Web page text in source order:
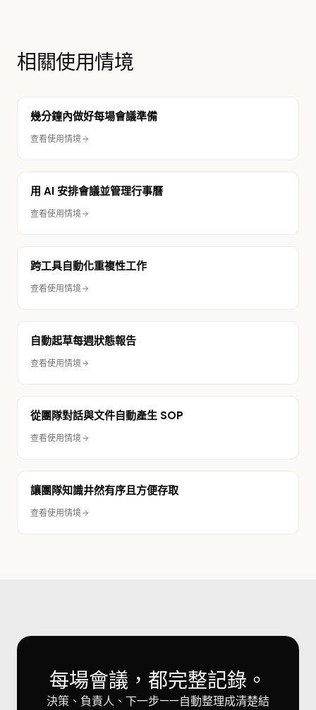
相關使用情境
幾分鐘內做好每場會議準備
查看使用情境
用 AI 安排會議並管理行事曆
查看使用情境
跨工具自動化重複性工作
查看使用情境
自動起草每週狀態報告
查看使用情境
從團隊對話與文件自動產生 SOP
查看使用情境
讓團隊知識井然有序且方便存取
查看使用情境
每場會議，都完整記錄。
決策、負責人、下一步——自動整理成清楚結